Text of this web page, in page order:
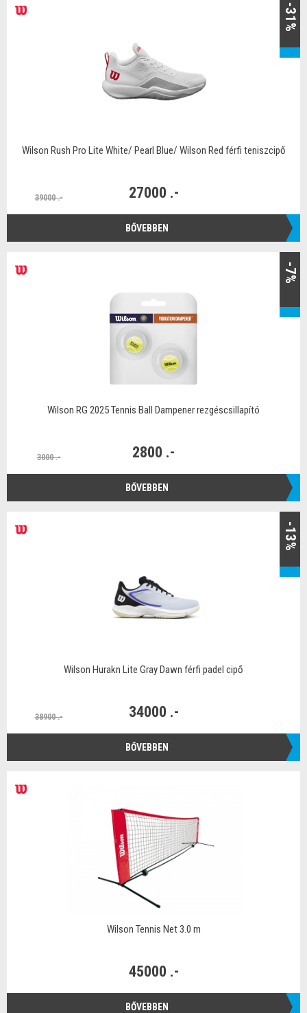
-31%
Wilson Rush Pro Lite White/ Pearl Blue/ Wilson Red férfi teniszcipő
39000 .- 27000 .-
BŐVEBBEN
-7%
Wilson RG 2025 Tennis Ball Dampener rezgéscsillapító
3000 .- 2800 .-
BŐVEBBEN
-13%
Wilson Hurakn Lite Gray Dawn férfi padel cipő
38900 .- 34000 .-
BŐVEBBEN
Wilson Tennis Net 3.0 m
45000 .-
BŐVEBBEN